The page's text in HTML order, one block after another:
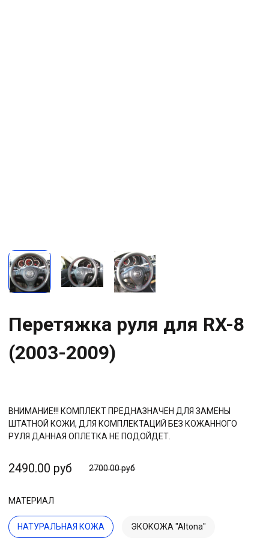
Перетяжка руля для RX-8
(2003-2009)
ВНИМАНИЕ!!! КОМПЛЕКТ ПРЕДНАЗНАЧЕН ДЛЯ ЗАМЕНЫ
ШТАТНОЙ КОЖИ, ДЛЯ КОМПЛЕКТАЦИЙ БЕЗ КОЖАННОГО
РУЛЯ ДАННАЯ ОПЛЕТКА НЕ ПОДОЙДЕТ.
2490.00 руб 2700.00 руб
МАТЕРИАЛ
НАТУРАЛЬНАЯ КОЖА ЭКОКОЖА "Altona"